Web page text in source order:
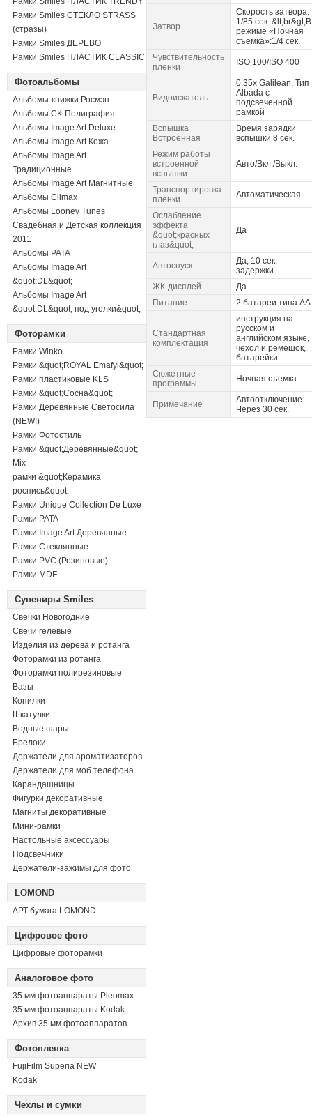
Рамки Smiles СТЕКЛО STRASS
(стразы)
Рамки Smiles ДЕРЕВО
Рамки Smiles ПЛАСТИК CLASSIC
Фотоальбомы
Альбомы-книжки Росмэн
Альбомы СК-Полиграфия
Альбомы Image Art Deluxe
Альбомы Image Art Кожа
Альбомы Image Art
Традиционные
Альбомы Image Art Магнитные
Альбомы Climax
Альбомы Looney Tunes
Свадебная и Детская коллекция
2011
Альбомы PATA
Альбомы Image Art
&quot;DL&quot;
Альбомы Image Art
&quot;DL&quot; под уголки&quot;
Фоторамки
Рамки Winko
Рамки &quot;ROYAL Emafyl&quot;
Рамки пластиковые KLS
Рамки &quot;Сосна&quot;
Рамки Деревянные Светосила
(NEW!)
Рамки Фотостиль
Рамки &quot;Деревянные&quot;
Mix
рамки &quot;Керамика
роспись&quot;
Рамки Unique Collection De Luxe
Рамки PATA
Рамки Image Art Деревянные
Рамки Стеклянные
Рамки PVC (Резиновые)
Рамки MDF
Сувениры Smiles
Свечки Новогодние
Свечи гелевые
Изделия из дерева и ротанга
Фоторамки из ротанга
Фоторамки полирезиновые
Вазы
Копилки
Шкатулки
Водные шары
Брелоки
Держатели для ароматизаторов
Держатели для моб телефона
Карандашницы
Фигурки декоративные
Магниты декоративные
Мини-рамки
Настольные аксессуары
Подсвечники
Держатели-зажимы для фото
LOMOND
АРТ бумага LOMOND
Цифровое фото
Цифровые фоторамки
Аналоговое фото
35 мм фотоаппараты Pleomax
35 мм фотоаппараты Kodak
Архив 35 мм фотоаппаратов
Фотопленка
FujiFilm Superia NEW
Kodak
Чехлы и сумки
Затвор
Скорость затвора:
1/85 сек. &lt;br&gt;В
режиме «Ночная
съемка»:1/4 сек.
Чувствительность
пленки
ISO 100/ISO 400
Видоискатель
0.35х Galilean, Тип
Albada с
подсвеченной
рамкой
Вспышка
Встроенная
Время зарядки
вспышки 8 сек.
Режим работы
встроенной
вспышки
Авто/Вкл./Выкл.
Транспортировка
пленки
Автоматическая
Ослабление
эффекта
&quot;красных
глаз&quot;
Да
Автоспуск
Да, 10 сек.
задержки
ЖК-дисплей
Да
Питание
2 батареи типа АА
Стандартная
комплектация
инструкция на
русском и
английском языке,
чехол и ремешок,
батарейки
Сюжетные
программы
Ночная съемка
Примечание
Автоотключение
Через 30 сек.